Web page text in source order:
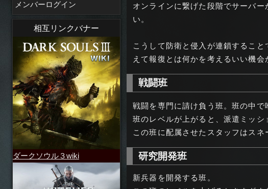
オンラインに繋げた段階でサーバ
い。
こうして防衛と侵入が連鎖するこ
えて報復とは何かを考えるいい機会
戦闘班
戦闘を専門に請け負う班。班の中で
班のレベルが上がると、派遣ミッシ
この班に配属させたスタッフはスネ
研究開発班
新兵器を開発する班。
メンバーログイン
相互リンクバナー
ダークソウル３wiki